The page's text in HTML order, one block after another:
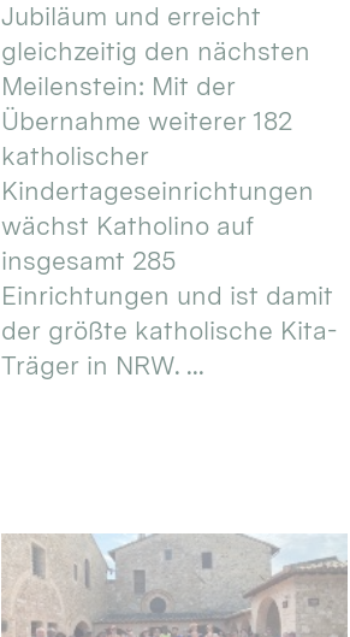
Jubiläum und erreicht
gleichzeitig den nächsten
Meilenstein: Mit der
Übernahme weiterer 182
katholischer
Kindertageseinrichtungen
wächst Katholino auf
insgesamt 285
Einrichtungen und ist damit
der größte katholische Kita-
Träger in NRW. ...